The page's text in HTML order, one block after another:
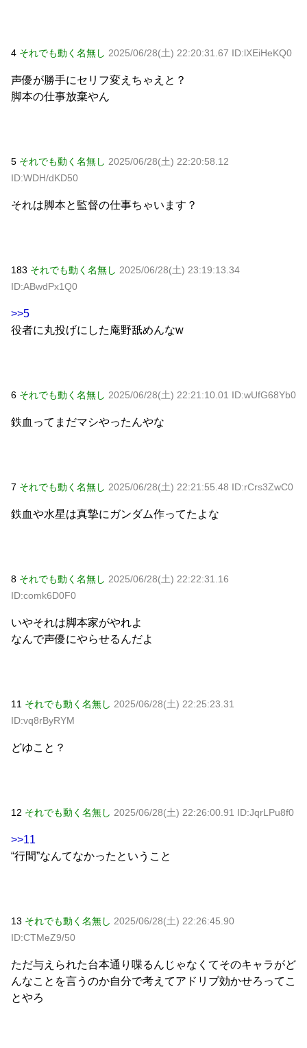
4 それでも動く名無し 2025/06/28(土) 22:20:31.67 ID:lXEiHeKQ0
声優が勝手にセリフ変えちゃえと？
脚本の仕事放棄やん
5 それでも動く名無し 2025/06/28(土) 22:20:58.12
ID:WDH/dKD50
それは脚本と監督の仕事ちゃいます？
183 それでも動く名無し 2025/06/28(土) 23:19:13.34
ID:ABwdPx1Q0
>>5
役者に丸投げにした庵野舐めんなw
6 それでも動く名無し 2025/06/28(土) 22:21:10.01 ID:wUfG68Yb0
鉄血ってまだマシやったんやな
7 それでも動く名無し 2025/06/28(土) 22:21:55.48 ID:rCrs3ZwC0
鉄血や水星は真摯にガンダム作ってたよな
8 それでも動く名無し 2025/06/28(土) 22:22:31.16
ID:comk6D0F0
いやそれは脚本家がやれよ
なんで声優にやらせるんだよ
11 それでも動く名無し 2025/06/28(土) 22:25:23.31
ID:vq8rByRYM
どゆこと？
12 それでも動く名無し 2025/06/28(土) 22:26:00.91 ID:JqrLPu8f0
>>11
“行間”なんてなかったということ
13 それでも動く名無し 2025/06/28(土) 22:26:45.90
ID:CTMeZ9/50
ただ与えられた台本通り喋るんじゃなくてそのキャラがど
んなことを言うのか自分で考えてアドリブ効かせろってこ
とやろ